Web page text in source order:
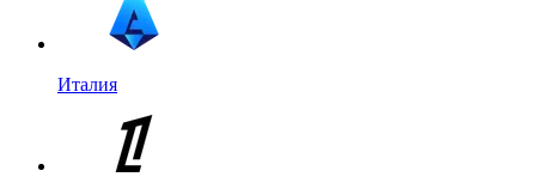
Италия